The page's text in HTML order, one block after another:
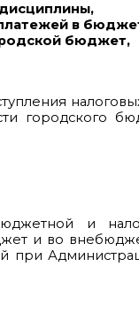
в
бюджет,
городского
и
и во
при